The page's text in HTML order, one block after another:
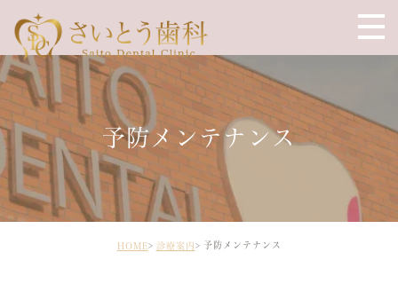
予防メンテナンス
HOME 診療案内 予防メンテナンス